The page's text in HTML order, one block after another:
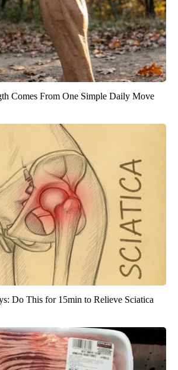
Comes From One Simple Daily Move
Do This for 15min to Relieve Sciatica